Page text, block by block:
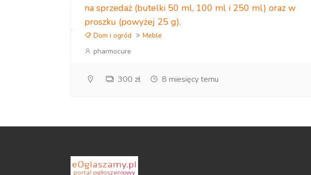
na sprzedaż (butelki 50 ml, 100 ml i 250 ml) oraz w
proszku (powyżej 25 g).
Dom i ogród
Meble
pharmocure
300 zł 8 miesięcy temu